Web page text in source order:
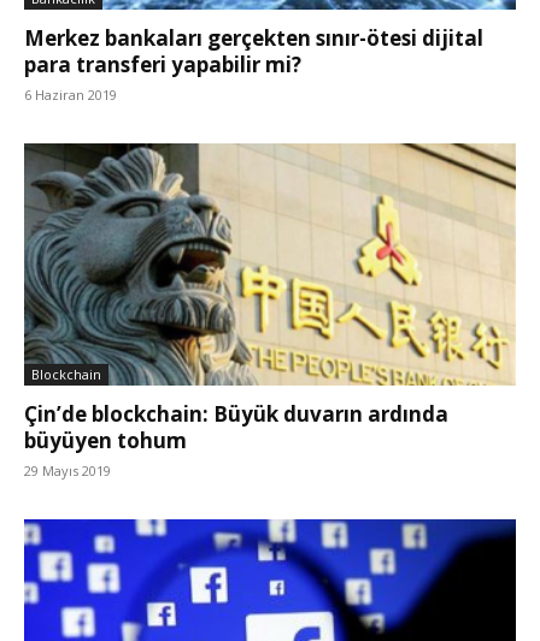
Merkez bankaları gerçekten sınır-ötesi dijital
para transferi yapabilir mi?
6 Haziran 2019
Blockchain
Çin’de blockchain: Büyük duvarın ardında
büyüyen tohum
29 Mayıs 2019